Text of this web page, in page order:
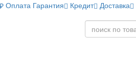
Оплата Гарантия Кредит Доставка